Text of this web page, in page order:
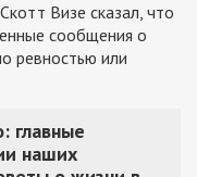
Визе сказал, что
сообщения о
ревностью или
главные
наших